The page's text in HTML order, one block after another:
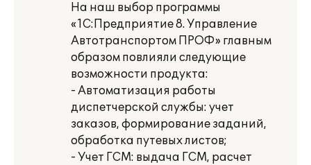
На наш выбор программы
«1С:Предприятие 8. Управление
Автотранспортом ПРОФ» главным
образом повлияли следующие
возможности продукта:
- Автоматизация работы
диспетчерской службы: учет
заказов, формирование заданий,
обработка путевых листов;
- Учет ГСМ: выдача ГСМ, расчет